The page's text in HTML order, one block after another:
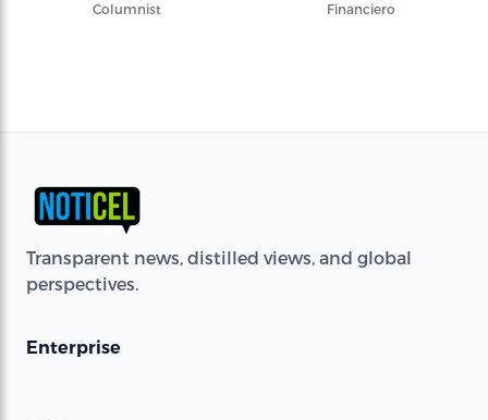
Columnist
Financiero
Transparent news, distilled views, and global
perspectives.
Enterprise